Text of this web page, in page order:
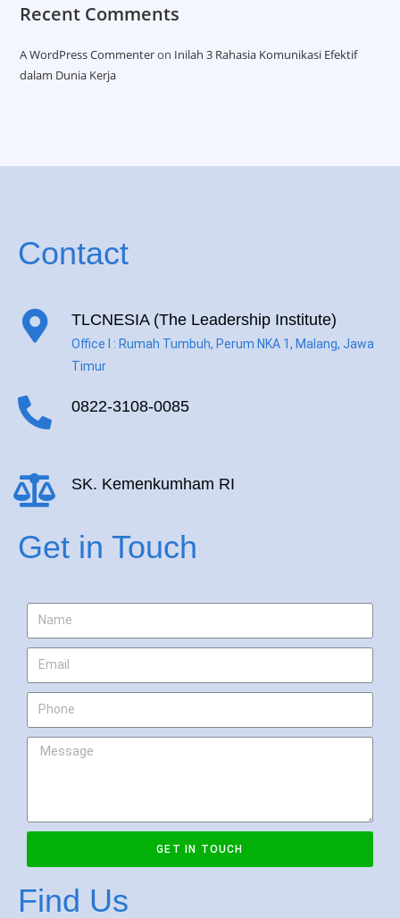
Recent Comments
A WordPress Commenteron Inilah 3 Rahasia Komunikasi Efektif
dalam Dunia Kerja
Contact
TLCNESIA (The Leadership Institute)
Office I : Rumah Tumbuh, Perum NKA 1, Malang, Jawa
Timur
0822-3108-0085
SK. Kemenkumham RI
Get in Touch
GET IN TOUCH
Find Us